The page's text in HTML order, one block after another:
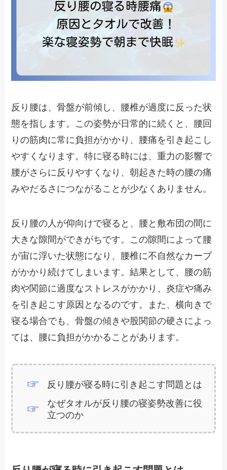
反り腰は、骨盤が前傾し、腰椎が過度に反った状
態を指します。この姿勢が日常的に続くと、腰回
りの筋肉に常に負担がかかり、腰痛を引き起こし
やすくなります。特に寝る時には、重力の影響で
腰がさらに反りやすくなり、朝起きた時の腰の痛
みやだるさにつながることが少なくありません。
反り腰の人が仰向けで寝ると、腰と敷布団の間に
大きな隙間ができがちです。この隙間によって腰
が宙に浮いた状態になり、腰椎に不自然なカーブ
がかかり続けてしまいます。結果として、腰の筋
肉や関節に過度なストレスがかかり、炎症や痛み
を引き起こす原因となるのです。また、横向きで
寝る場合でも、骨盤の傾きや股関節の硬さによっ
ては、腰に負担がかかることがあります。
反り腰が寝る時に引き起こす問題とは
なぜタオルが反り腰の寝姿勢改善に役
立つのか